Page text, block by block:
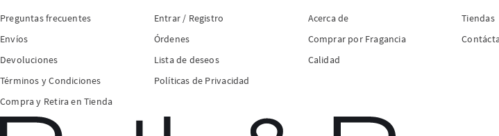
Preguntas frecuentes
Envíos
Devoluciones
Términos y Condiciones
Compra y Retira en Tienda
Entrar / Registro
Órdenes
Lista de deseos
Políticas de Privacidad
Acerca de
Comprar por Fragancia
Calidad
Tiendas